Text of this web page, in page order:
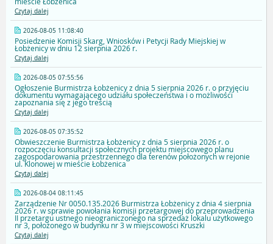
Czytaj dalej
2026-08-05 11:08:40
Posiedzenie Komisji Skarg, Wniosków i Petycji Rady Miejskiej w
Łobżenicy w dniu 12 sierpnia 2026 r.
Czytaj dalej
2026-08-05 07:55:56
Ogłoszenie Burmistrza Łobżenicy z dnia 5 sierpnia 2026 r. o przyjęciu
dokumentu wymagającego udziału społeczeństwa i o możliwości
zapoznania się z jego treścią
Czytaj dalej
2026-08-05 07:35:52
Obwieszczenie Burmistrza Łobżenicy z dnia 5 sierpnia 2026 r. o
rozpoczęciu konsultacji społecznych projektu miejscowego planu
zagospodarowania przestrzennego dla terenów położonych w rejonie
ul. Klonowej w mieście Łobżenica
Czytaj dalej
2026-08-04 08:11:45
Zarządzenie Nr 0050.135.2026 Burmistrza Łobżenicy z dnia 4 sierpnia
2026 r. w sprawie powołania komisji przetargowej do przeprowadzenia
II przetargu ustnego nieograniczonego na sprzedaż lokalu użytkowego
nr 3, położonego w budynku nr 3 w miejscowości Kruszki
Czytaj dalej